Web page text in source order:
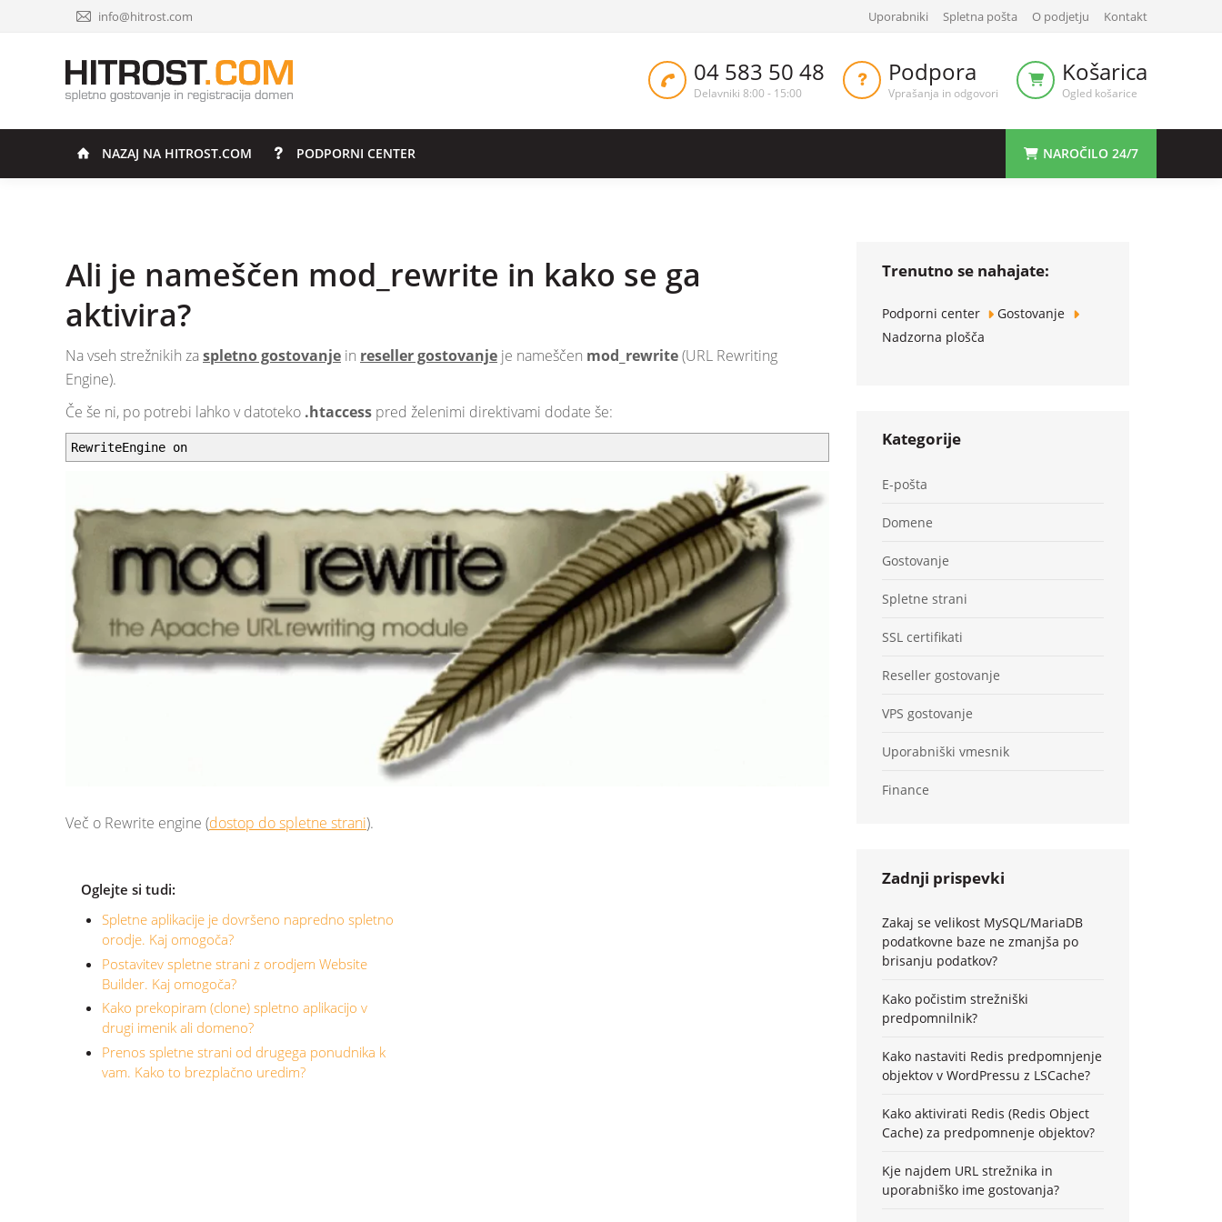
info@hitrost.com Uporabniki Spletna pošta O podjetju Kontakt
04 583 50 48
Delavniki 8:00 - 15:00
Podpora
Vprašanja in odgovori
Košarica
Ogled košarice
NAZAJ NA HITROST.COM PODPORNI CENTER NAROČILO 24/7
Ali je nameščen mod_rewrite in kako se ga
aktivira?
Na vseh strežnikih zaspletno gostovanje in reseller gostovanje je nameščen mod_rewrite(URL Rewriting
Engine).
Če še ni, po potrebi lahko v datoteko .htaccess pred želenimi direktivami dodate še:
RewriteEngine on
Več o Rewrite engine (dostop do spletne strani).
Oglejte si tudi:
Spletne aplikacije je dovršeno napredno spletno
orodje. Kaj omogoča?
Postavitev spletne strani z orodjem Website
Builder. Kaj omogoča?
Kako prekopiram (clone) spletno aplikacijo v
drugi imenik ali domeno?
Prenos spletne strani od drugega ponudnika k
vam. Kako to brezplačno uredim?
Trenutno se nahajate:
Podporni center
Gostovanje
Nadzorna plošča
Kategorije
E-pošta
Domene
Gostovanje
Spletne strani
SSL certifikati
Reseller gostovanje
VPS gostovanje
Uporabniški vmesnik
Finance
Zadnji prispevki
Zakaj se velikost MySQL/MariaDB
podatkovne baze ne zmanjša po
brisanju podatkov?
Kako počistim strežniški
predpomnilnik?
Kako nastaviti Redis predpomnjenje
objektov v WordPressu z LSCache?
Kako aktivirati Redis (Redis Object
Cache) za predpomnenje objektov?
Kje najdem URL strežnika in
uporabniško ime gostovanja?